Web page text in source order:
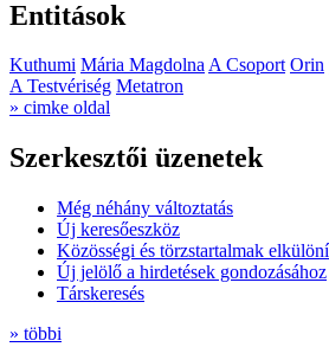
Entitások
Kuthumi Mária MagdolnaA Csoport Orin
A Testvériség Metatron
» cimke oldal
Szerkesztői üzenetek
Még néhány változtatás
Új keresőeszköz
Közösségi és törzstartalmak
Új jelölő a hirdetések gondozásához
Társkeresés
» többi